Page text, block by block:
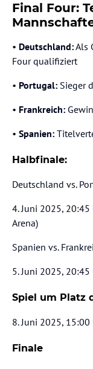
Final Four:
• Deutschland:Als
Four qualifiziert
• Portugal: Sieger
• Frankreich:
• Spanien:
Halbfinale:
Deutschland vs.
4. Juni 2025,
Arena)
Spanien vs.
5. Juni 2025, 20:45
Spiel um Platz
8. Juni 2025, 15:00
Finale